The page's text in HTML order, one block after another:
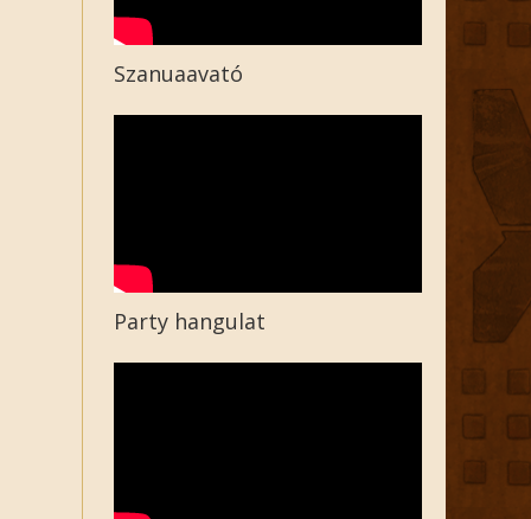
Szanuaavató
Party hangulat